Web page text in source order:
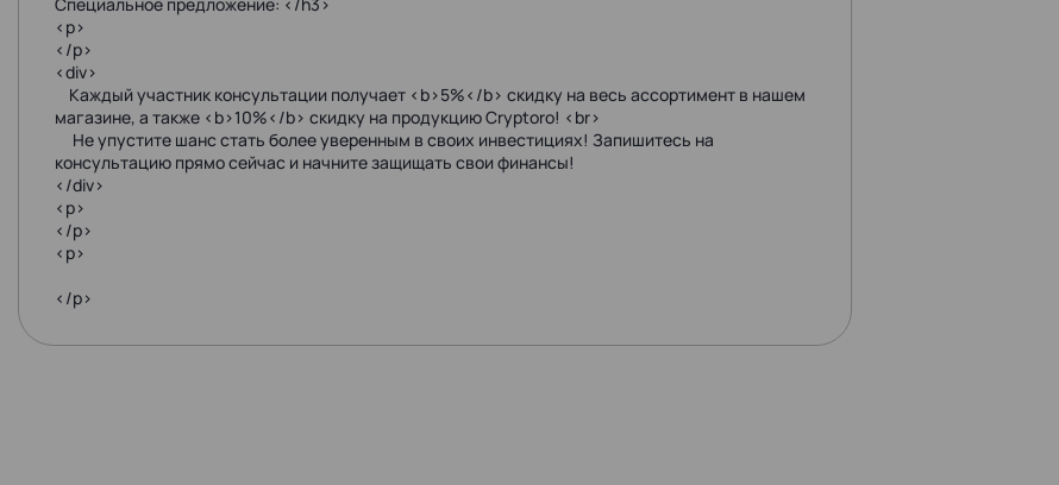
<p>
</p>
<div>
Каждый участник консультации получает <b>5%</b> скидку на весь ассортимент в нашем
магазине, а также <b>10%</b> скидку на продукцию Cryptoro! <br>
Не упустите шанс стать более уверенным в своих инвестициях! Запишитесь на
консультацию прямо сейчас и начните защищать свои финансы!
</div>
<p>
</p>
<p>
</p>